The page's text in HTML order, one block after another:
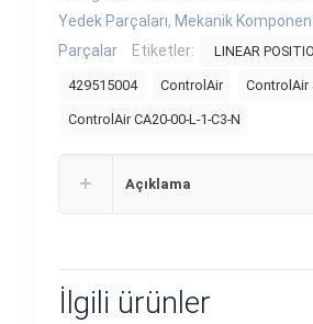
Yedek Parçaları, Mekanik
Parçalar
Etiketler: LINEAR
429515004 ControlAir ControlAir
ControlAir CA20-00-L-1-C3-N
Açıklama
İlgili ürünler